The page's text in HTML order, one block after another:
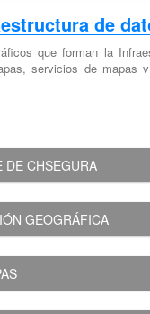
de
que forman la
servicios de
DE CHSEGURA
GEOGRÁFICA